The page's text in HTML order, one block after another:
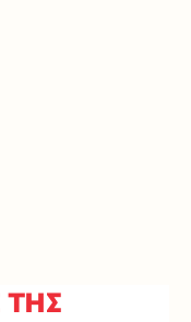
ΤΗΣ